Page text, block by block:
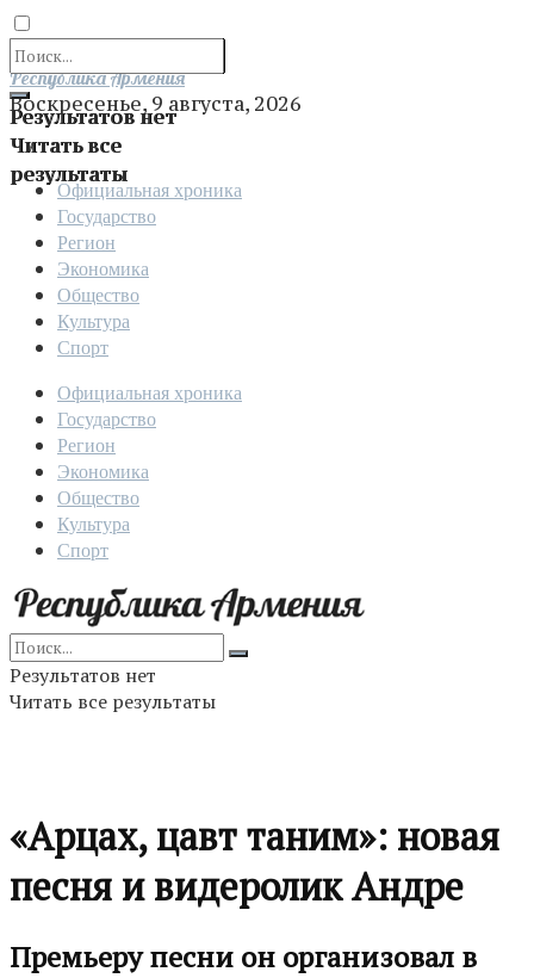
Результатов нет
Читать все
результаты
Отправить
Республика Армения
Воскресенье, 9 августа, 2026
Официальная хроника
Государство
Регион
Экономика
Общество
Культура
Спорт
Официальная хроника
Государство
Регион
Экономика
Общество
Культура
Спорт
Результатов нет
Читать все результаты
«Арцах, цавт таним»: новая
песня и видеролик Андре
Премьеру песни он организовал в